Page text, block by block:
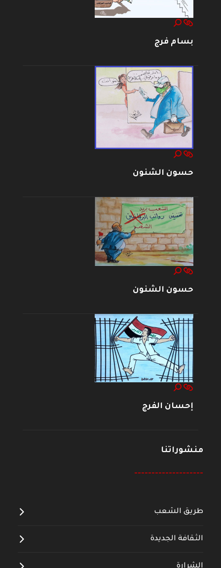
بسام فرج
حسون الشنون
حسون الشنون
إحسان الفرج
منشوراتنا
--------------------
طريق الشعب
الثقافة الجديدة
الشرارة